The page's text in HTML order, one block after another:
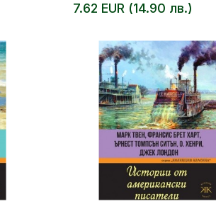
7.62 EUR (14.90 лв.)